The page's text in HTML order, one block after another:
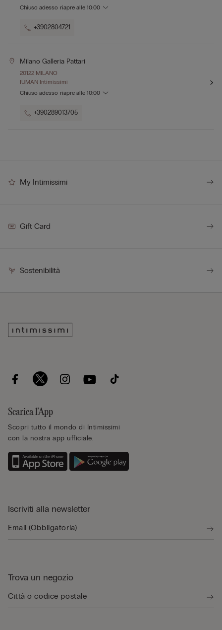
Chiuso adesso riapre alle 10:00
+3902804721
Milano Galleria Pattari
20122 MILANO
IUMAN Intimissimi
Chiuso adesso riapre alle 10:00
+390289013705
My Intimissimi
Gift Card
Sostenibilità
Scarica l’App
Scopri tutto il mondo di Intimissimi
con la nostra app ufficiale.
Iscriviti alla newsletter
Trova un negozio